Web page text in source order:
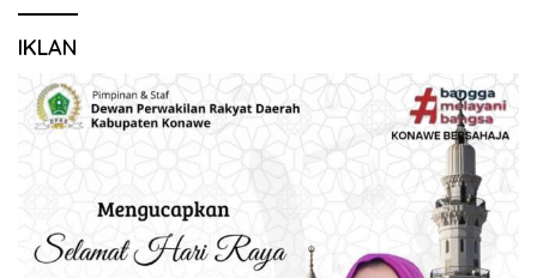
IKLAN